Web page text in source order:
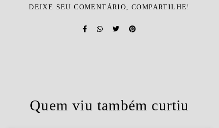
DEIXE SEU COMENTÁRIO, COMPARTILHE!
Quem viu também curtiu